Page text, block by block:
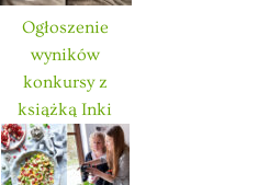
Ogłoszenie
wyników
konkursy z
książką Inki